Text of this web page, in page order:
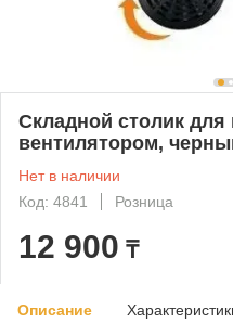
Складной столик для
вентилятором,
Нет в наличии
Код: 4841
Розница
12 900 ₸
Описание